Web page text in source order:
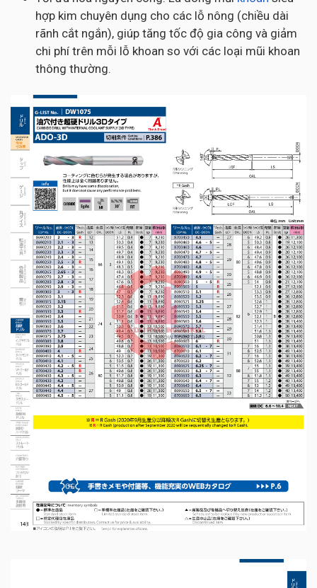
hợp kim chuyên dụng cho các lỗ nông (chiều dài
rãnh cắt ngắn), giúp tăng tốc độ gia công và giảm
chi phí trên mỗi lỗ khoan so với các loại mũi khoan
thông thường.